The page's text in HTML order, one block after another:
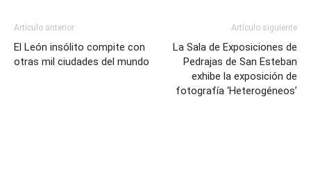
Artículo anterior
El León insólito compite con
otras mil ciudades del mundo
Artículo siguiente
La Sala de Exposiciones de
Pedrajas de San Esteban
exhibe la exposición de
fotografía ‘Heterogéneos’